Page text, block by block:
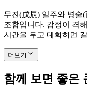
무진(戊辰) 일주와 병술
조합입니다. 감정이 격
시간을 두고 대화하면
더보기
함께 보면 좋은